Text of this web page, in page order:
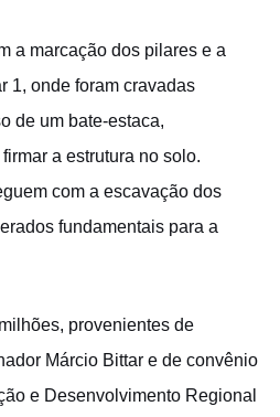
a marcação dos pilares e a
1, onde foram cravadas
de um bate-estaca,
a estrutura no solo.
com a escavação dos
fundamentais para a
provenientes de
Márcio Bittar e de convênio
e Desenvolvimento Regional